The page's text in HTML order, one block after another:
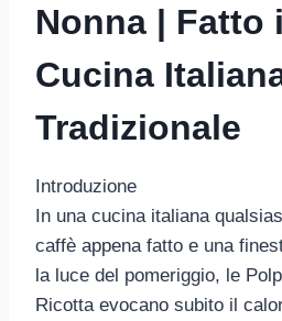
Nonna | Fatto
Cucina
Tradizionale
Introduzione
In una cucina italiana
caffè appena fatto e una
la luce del pomeriggio, le
Ricotta evocano subito il